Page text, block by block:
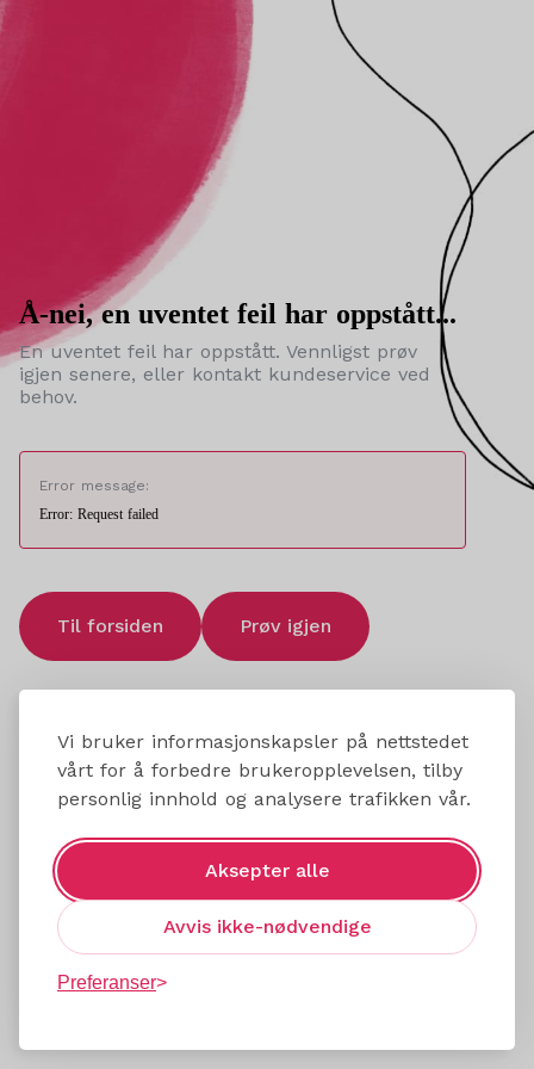
Vi bruker informasjonskapsler på nettstedet
vårt for å forbedre brukeropplevelsen, tilby
personlig innhold og analysere trafikken vår.
Aksepter alle
Avvis ikke-nødvendige
Preferanser
Å-nei, en uventet feil har oppstått...
En uventet feil har oppstått. Vennligst prøv
igjen senere, eller kontakt kundeservice ved
behov.
Error message:
Error: Request failed
Til forsiden Prøv igjen